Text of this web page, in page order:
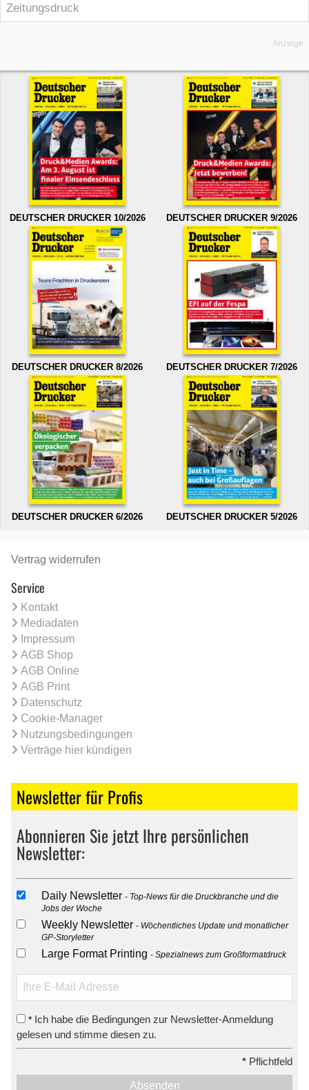
Zeitungsdruck
Anzeige
DEUTSCHER DRUCKER 10/2026 DEUTSCHER DRUCKER 9/2026
DEUTSCHER DRUCKER 8/2026 DEUTSCHER DRUCKER 7/2026
DEUTSCHER DRUCKER 6/2026 DEUTSCHER DRUCKER 5/2026
Vertrag widerrufen
Service
Kontakt
Mediadaten
Impressum
AGB Shop
AGB Online
AGB Print
Datenschutz
Cookie-Manager
Nutzungsbedingungen
Verträge hier kündigen
Newsletter für Profis
Abonnieren Sie jetzt Ihre persönlichen
Newsletter:
Daily Newsletter
Top-News für die Druckbranche und die
Jobs der Woche
Weekly Newsletter
Wöchentliches Update und monatlicher
GP-Storyletter
Large Format Printing Spezialnews zum Großformatdruck
* Ich habe die Bedingungen zur Newsletter-Anmeldung
gelesen und stimme diesen zu.
* Pflichtfeld
Absenden